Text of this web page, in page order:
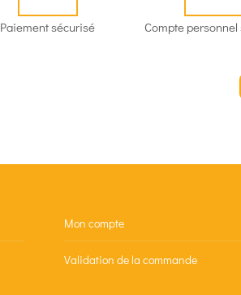
Paiement sécurisé Compte
Mon compte
Validation de la commande